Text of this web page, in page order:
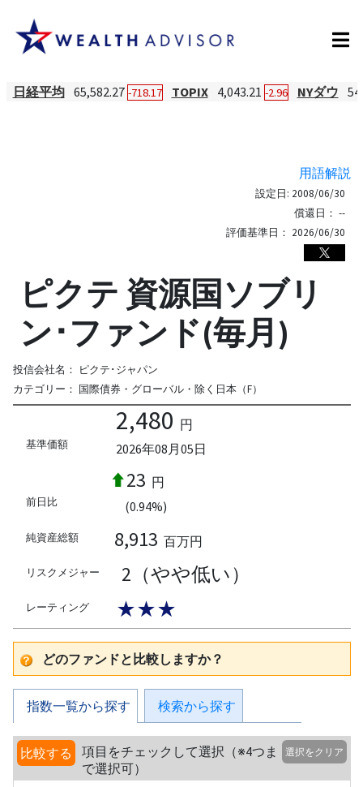
日経平均 65,582.27 -718.17 TOPIX 4,043.21 -2.96 NYダウ
用語解説
設定日: 2008/06/30
償還日： --
評価基準日： 2026/06/30
ピクテ 資源国ソブリ
ン･ファンド(毎月)
投信会社名： ピクテ･ジャパン
カテゴリー： 国際債券・グローバル・除く日本（F）
基準価額
2,480 円
2026年08月05日
前日比
23 円
(0.94%)
純資産総額 8,913 百万円
リスクメジャー 2（やや低い）
レーティング ★★★
どのファンドと比較しますか？
指数一覧から探す 検索から探す
比較する
項目をチェックして選択（※4つま
で選択可）
選択をクリア